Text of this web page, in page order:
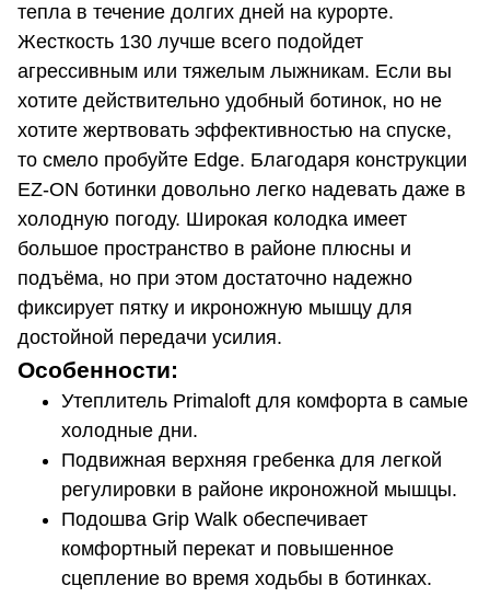
тепла в течение долгих дней на курорте.
Жесткость 130 лучше всего подойдет
агрессивным или тяжелым лыжникам. Если вы
хотите действительно удобный ботинок, но не
хотите жертвовать эффективностью на спуске,
то смело пробуйте Edge. Благодаря конструкции
EZ-ON ботинки довольно легко надевать даже в
холодную погоду. Широкая колодка имеет
большое пространство в районе плюсны и
подъёма, но при этом достаточно надежно
фиксирует пятку и икроножную мышцу для
достойной передачи усилия.
Особенности:
Утеплитель Primaloft для комфорта в самые
холодные дни.
Подвижная верхняя гребенка для легкой
регулировки в районе икроножной мышцы.
Подошва Grip Walk обеспечивает
комфортный перекат и повышенное
сцепление во время ходьбы в ботинках.